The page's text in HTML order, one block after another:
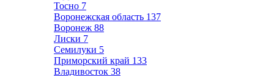
Тосно 7
Воронежская область 137
Воронеж 88
Лиски 7
Семилуки 5
Приморский край 133
Владивосток 38